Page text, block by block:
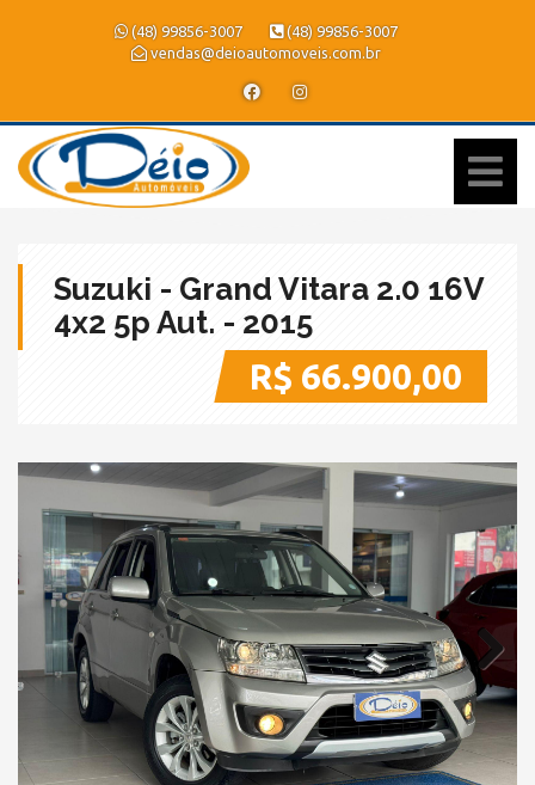
(48) 99856-3007
(48) 99856-3007
vendas@deioautomoveis.com.br
Suzuki - Grand Vitara 2.0 16V
4x2 5p Aut. - 2015
R$ 66.900,00